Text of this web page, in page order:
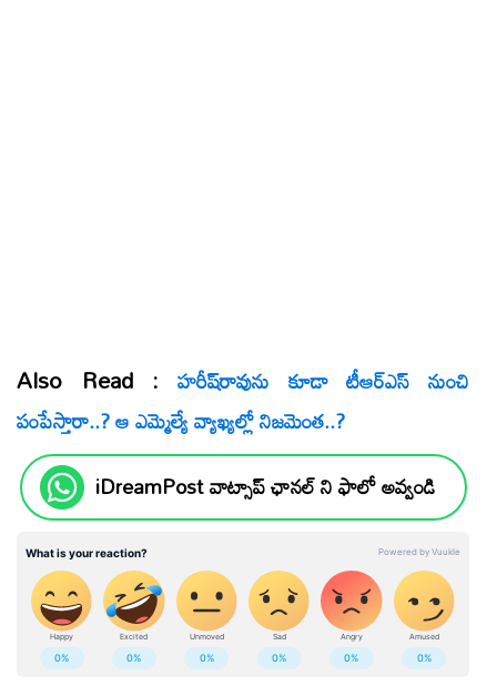
Also Read : హరీష్‌రావును కూడా టీఆర్‌ఎస్‌ నుంచి
పంపేస్తారా..? ఆ ఎమ్మెల్యే వ్యాఖ్యల్లో నిజమెంత..?
iDreamPost వాట్సాప్ ఛానల్ ని ఫాలో అవ్వండి